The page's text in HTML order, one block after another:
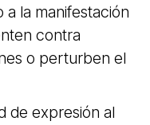
la manifestación
contra
o perturben el
de expresión al